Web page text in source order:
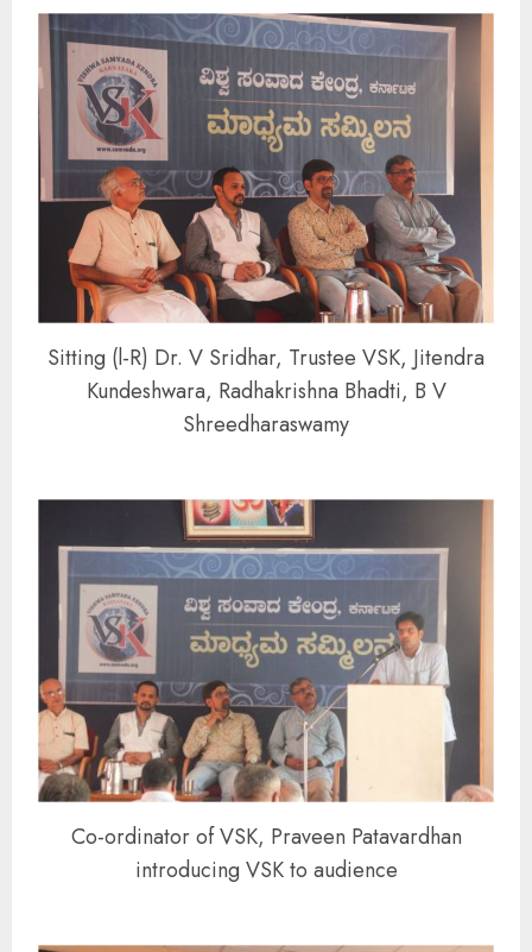
Sitting (l-R) Dr. V Sridhar, Trustee VSK, Jitendra
Kundeshwara, Radhakrishna Bhadti, B V
Shreedharaswamy
Co-ordinator of VSK, Praveen Patavardhan
introducing VSK to audience